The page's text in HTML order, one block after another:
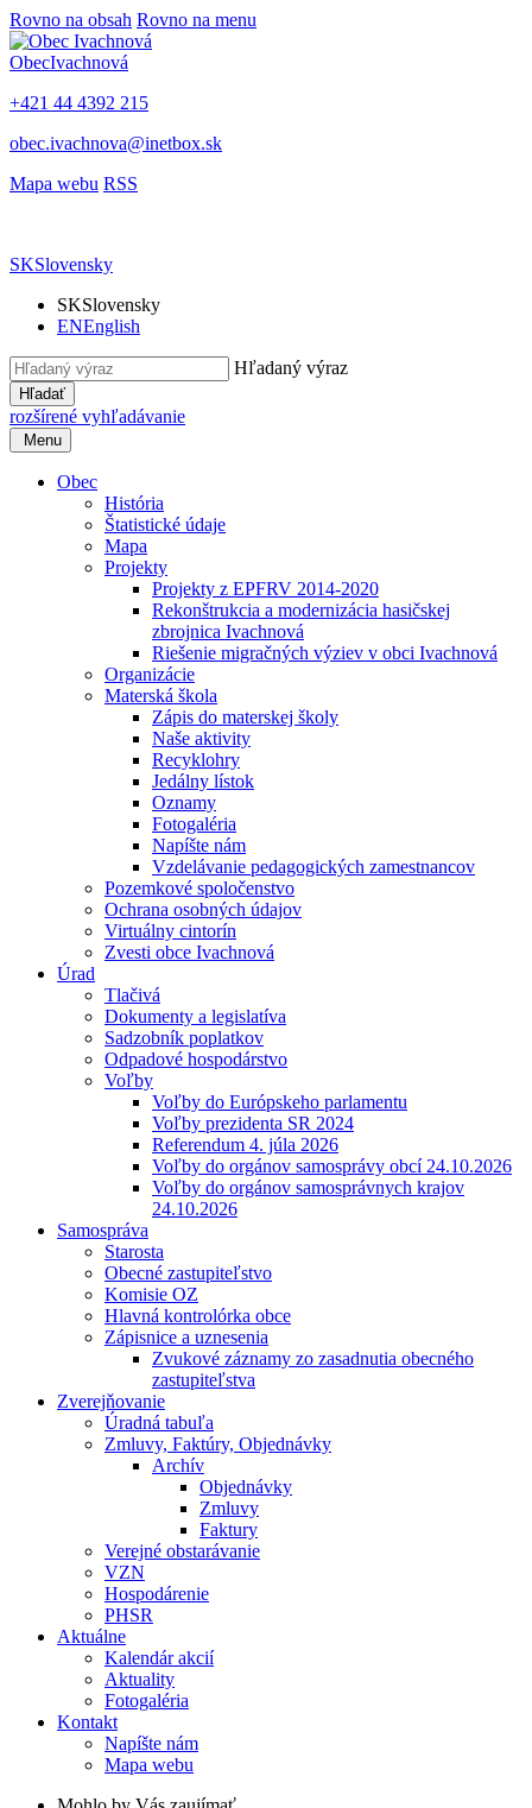
Rovno na obsah Rovno na menu
ObecIvachnová
+421 44 4392 215
obec.ivachnova@inetbox.sk
Mapa webu RSS
SKSlovensky
SKSlovensky
ENEnglish
Hľadaný výraz
Hľadať
rozšírené vyhľadávanie
Menu
Obec
História
Štatistické údaje
Mapa
Projekty
Projekty z EPFRV 2014-2020
Rekonštrukcia a modernizácia hasičskej
zbrojnica Ivachnová
Riešenie migračných výziev v obci Ivachnová
Organizácie
Materská škola
Zápis do materskej školy
Naše aktivity
Recyklohry
Jedálny lístok
Oznamy
Fotogaléria
Napíšte nám
Vzdelávanie pedagogických zamestnancov
Pozemkové spoločenstvo
Ochrana osobných údajov
Virtuálny cintorín
Zvesti obce Ivachnová
Úrad
Tlačivá
Dokumenty a legislatíva
Sadzobník poplatkov
Odpadové hospodárstvo
Voľby
Voľby do Európskeho parlamentu
Voľby prezidenta SR 2024
Referendum 4. júla 2026
Voľby do orgánov samosprávy obcí 24.10.2026
Voľby do orgánov samosprávnych krajov
24.10.2026
Samospráva
Starosta
Obecné zastupiteľstvo
Komisie OZ
Hlavná kontrolórka obce
Zápisnice a uznesenia
Zvukové záznamy zo zasadnutia obecného
zastupiteľstva
Zverejňovanie
Úradná tabuľa
Zmluvy, Faktúry, Objednávky
Archív
Objednávky
Zmluvy
Faktury
Verejné obstarávanie
VZN
Hospodárenie
PHSR
Aktuálne
Kalendár akcií
Aktuality
Fotogaléria
Kontakt
Napíšte nám
Mapa webu